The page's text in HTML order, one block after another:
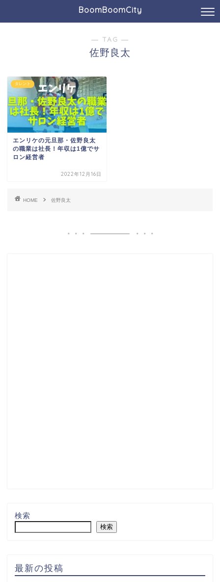
BoomBoomCity
― TAG ―
佐野良太
タレント
エンリケの元旦那・佐野良太
の職業は社長！年収は1億でサ
ロン経営者
2022年12月16日
HOME 佐野良太
検索
検索
最新の投稿